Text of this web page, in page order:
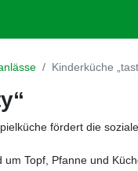
Kinderküche
fördert die
Topf, Pfanne und